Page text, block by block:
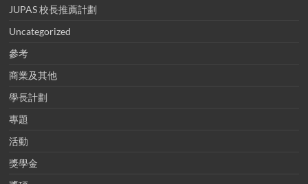
JUPAS 校長推薦計劃
Uncategorized
參考
商業及其他
學長計劃
專題
活動
獎學金